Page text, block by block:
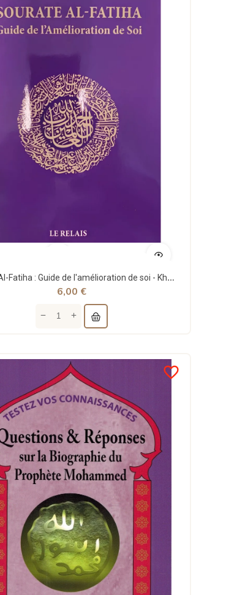
Sourate Al-Fatiha : Guide de l'amélioration de soi - Khalil Temmar - Le Relais
6,00 €
favorite_border